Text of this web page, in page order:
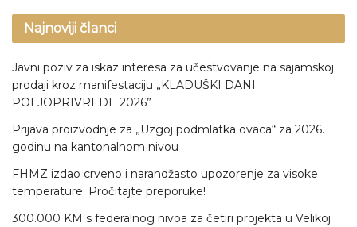
Najnoviji članci
Javni poziv za iskaz interesa za učestvovanje na sajamskoj
prodaji kroz manifestaciju „KLADUŠKI DANI
POLJOPRIVREDE 2026”
Prijava proizvodnje za „Uzgoj podmlatka ovaca“ za 2026.
godinu na kantonalnom nivou
FHMZ izdao crveno i narandžasto upozorenje za visoke
temperature: Pročitajte preporuke!
300.000 KM s federalnog nivoa za četiri projekta u Velikoj